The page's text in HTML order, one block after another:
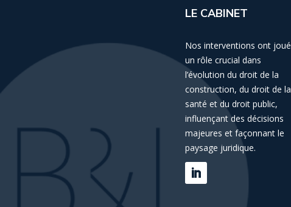
LE CABINET
Nos interventions ont joué
un rôle crucial dans
l’évolution du droit de la
construction, du droit de la
santé et du droit public,
influençant des décisions
majeures et façonnant le
paysage juridique.